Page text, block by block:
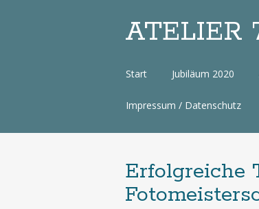
ATELIER
Zum
Start Jubiläum 2020
Impressum / Datenschutz
Erfolgreiche